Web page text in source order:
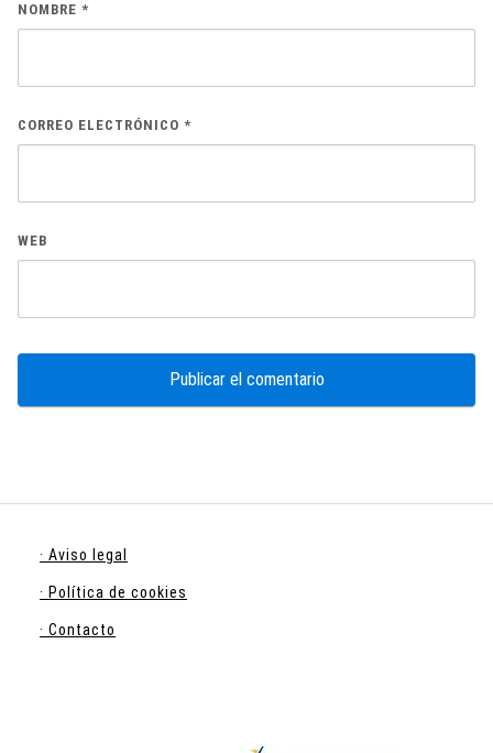
NOMBRE *
CORREO ELECTRÓNICO *
WEB
· Aviso legal
· Política de cookies
· Contacto